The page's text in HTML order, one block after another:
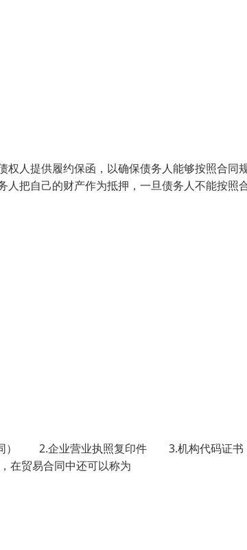
人提供履约保函，以确保债务人能够按照合同
把自己的财产作为抵押，一旦债务人不能按照
同） 2.企业营业执照复印件 3.机构代码
贸易合同中还可以称为